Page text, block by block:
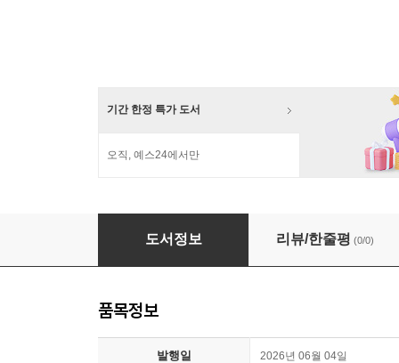
기간 한정 특가 도서
오직, 예스24에서만
2026년 초등2학년 1학기 교과연계추천도서 12
도서정보 리뷰/한줄평 (0/0)
품목정보
발행일 2026년 06월 04일